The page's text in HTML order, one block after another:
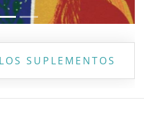
SUPLEMENTOS